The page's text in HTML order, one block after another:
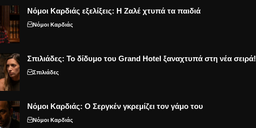
Νόμοι Καρδιάς εξελίξεις: Η Ζαλέ χτυπά τα παιδιά
Νόμοι Καρδιάς
Σπιλιάδες: Το δίδυμο του Grand Hotel ξαναχτυπά στη νέα σειρά!
Σπιλιάδες
Νόμοι Καρδιάς: Ο Σεργκέν γκρεμίζει τον γάμο του
Νόμοι Καρδιάς